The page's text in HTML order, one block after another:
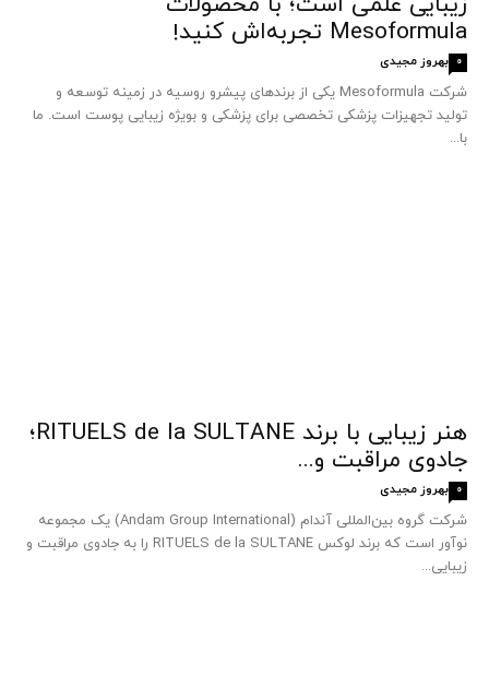
Mesoformula تجربه‌اش کنید!
بهروز مجیدی 0
شرکت Mesoformula یکی از برندهای پیشرو روسیه در زمینه توسعه و
تولید تجهیزات پزشکی تخصصی برای پزشکی و بویژه زیبایی پوست است. ما
با...
هنر زیبایی با برند RITUELS de la SULTANE؛
جادوی مراقبت و...
بهروز مجیدی 0
شرکت گروه بین‌المللی آندام (Andam Group International) یک مجموعه
نوآور است که برند لوکس RITUELS de la SULTANE را به جادوی مراقبت و
زیبایی...